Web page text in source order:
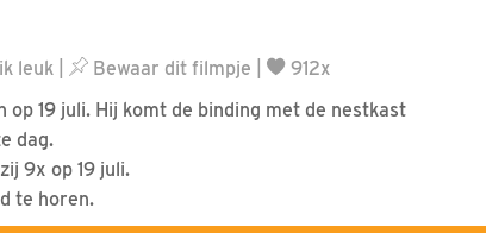
leuk Bewaar dit filmpje
912x
19 juli. Hij komt de binding met de nestkast
dag.
9x op 19 juli.
te horen.